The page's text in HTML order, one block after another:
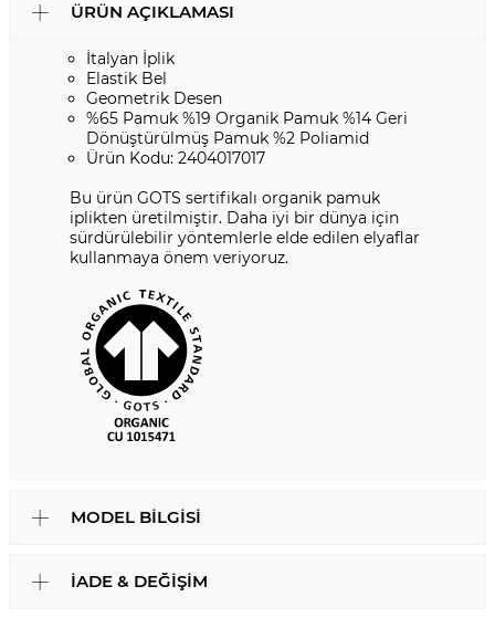
ÜRÜN AÇIKLAMASI
İtalyan İplik
Elastik Bel
Geometrik Desen
%65 Pamuk %19 Organik Pamuk %14 Geri
Dönüştürülmüş Pamuk %2 Poliamid
Ürün Kodu: 2404017017
Bu ürün GOTS sertifikalı organik pamuk
iplikten üretilmiştir. Daha iyi bir dünya için
sürdürülebilir yöntemlerle elde edilen elyaflar
kullanmaya önem veriyoruz.
MODEL BILGISI
İADE & DEĞIŞIM